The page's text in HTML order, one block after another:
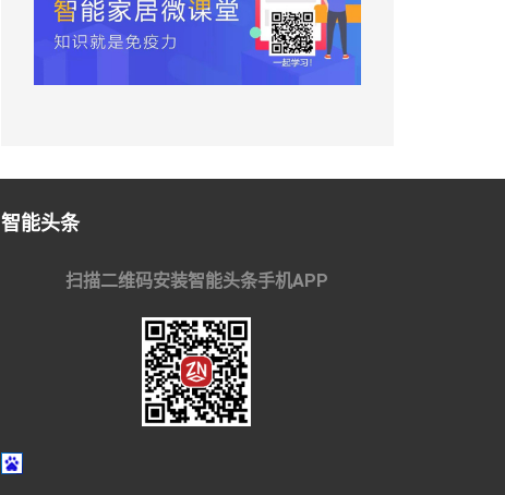
智能头条
扫描二维码安装智能头条手机APP